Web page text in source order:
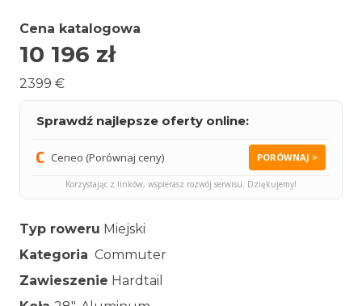
Cena katalogowa
10 196 zł
2399 €
Sprawdź najlepsze oferty online:
Ceneo (Porównaj ceny) PORÓWNAJ >
Korzystając z linków, wspierasz rozwój serwisu. Dziękujemy!
Typ roweru Miejski
Kategoria Commuter
Zawieszenie Hardtail